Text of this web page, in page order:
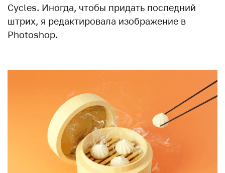
Cycles. Иногда, чтобы придать последний
штрих, я редактировала изображение в
Photoshop.